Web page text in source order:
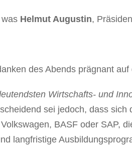
Helmut Augustin,
des Abends prägnant auf
Wirtschafts- und
sei jedoch, dass sich
BASF oder SAP,
langfristige